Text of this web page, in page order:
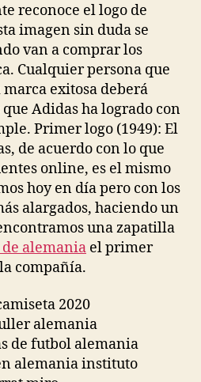
reconoce el logo de
imagen sin duda se
van a comprar los
Cualquier persona que
exitosa deberá
Adidas ha logrado con
Primer logo (1949): El
de acuerdo con lo que
online, es el mismo
hoy en día pero con los
alargados, haciendo un
una zapatilla
alemania el primer
compañía.